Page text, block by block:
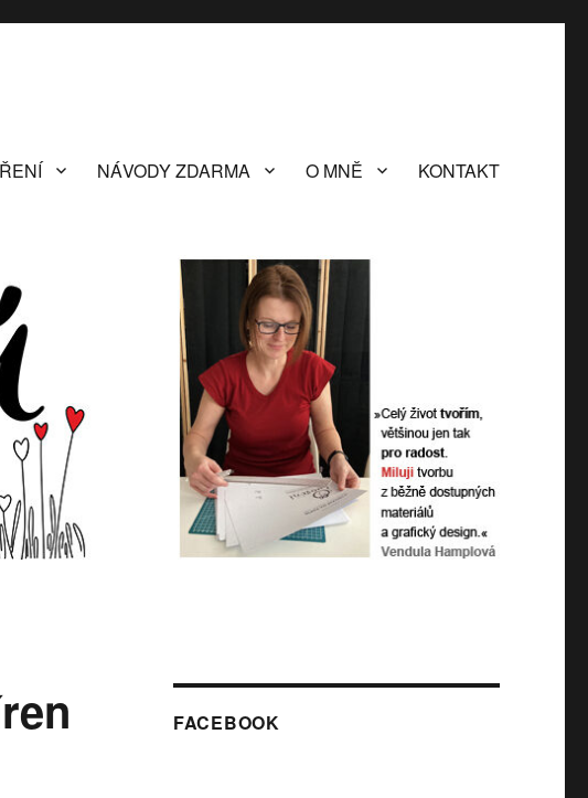
NÁVODY ZDARMA O MNĚ KONTAKT
FACEBOOK